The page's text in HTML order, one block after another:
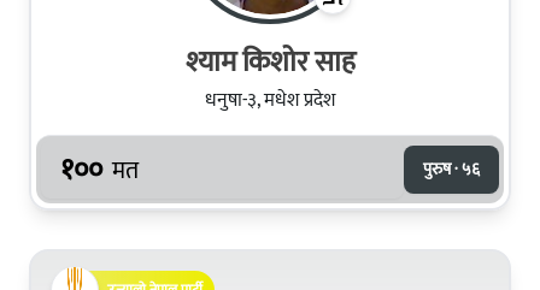
श्याम किशोर साह
धनुषा-३, मधेश प्रदेश
१०० मत पुरुष · ५६